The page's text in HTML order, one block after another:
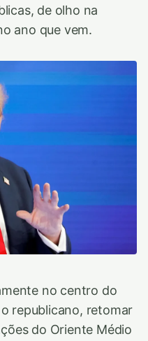
de olho na
ano que vem.
no centro do
republicano, retomar
do Oriente Médio